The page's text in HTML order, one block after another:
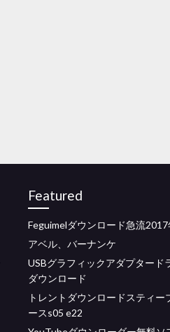
Featured
Feguimelダウンロード急流2017
アベル、バーナンケ
USBグラフィックアダプタード
ダウンロード
トレントダウンロードスティー
ースs05 e22